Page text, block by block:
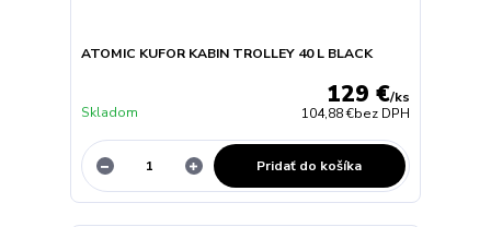
ATOMIC KUFOR KABIN TROLLEY 40 L BLACK
129 €/ks
104,88 €bez DPH
Skladom
Pridať do košíka